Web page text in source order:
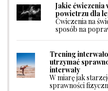
Jakie ćwiczenia
powietrzu dla
Ćwiczenia na
sposób na
Trening
utrzymać
interwały
W miarę jak
sprawności